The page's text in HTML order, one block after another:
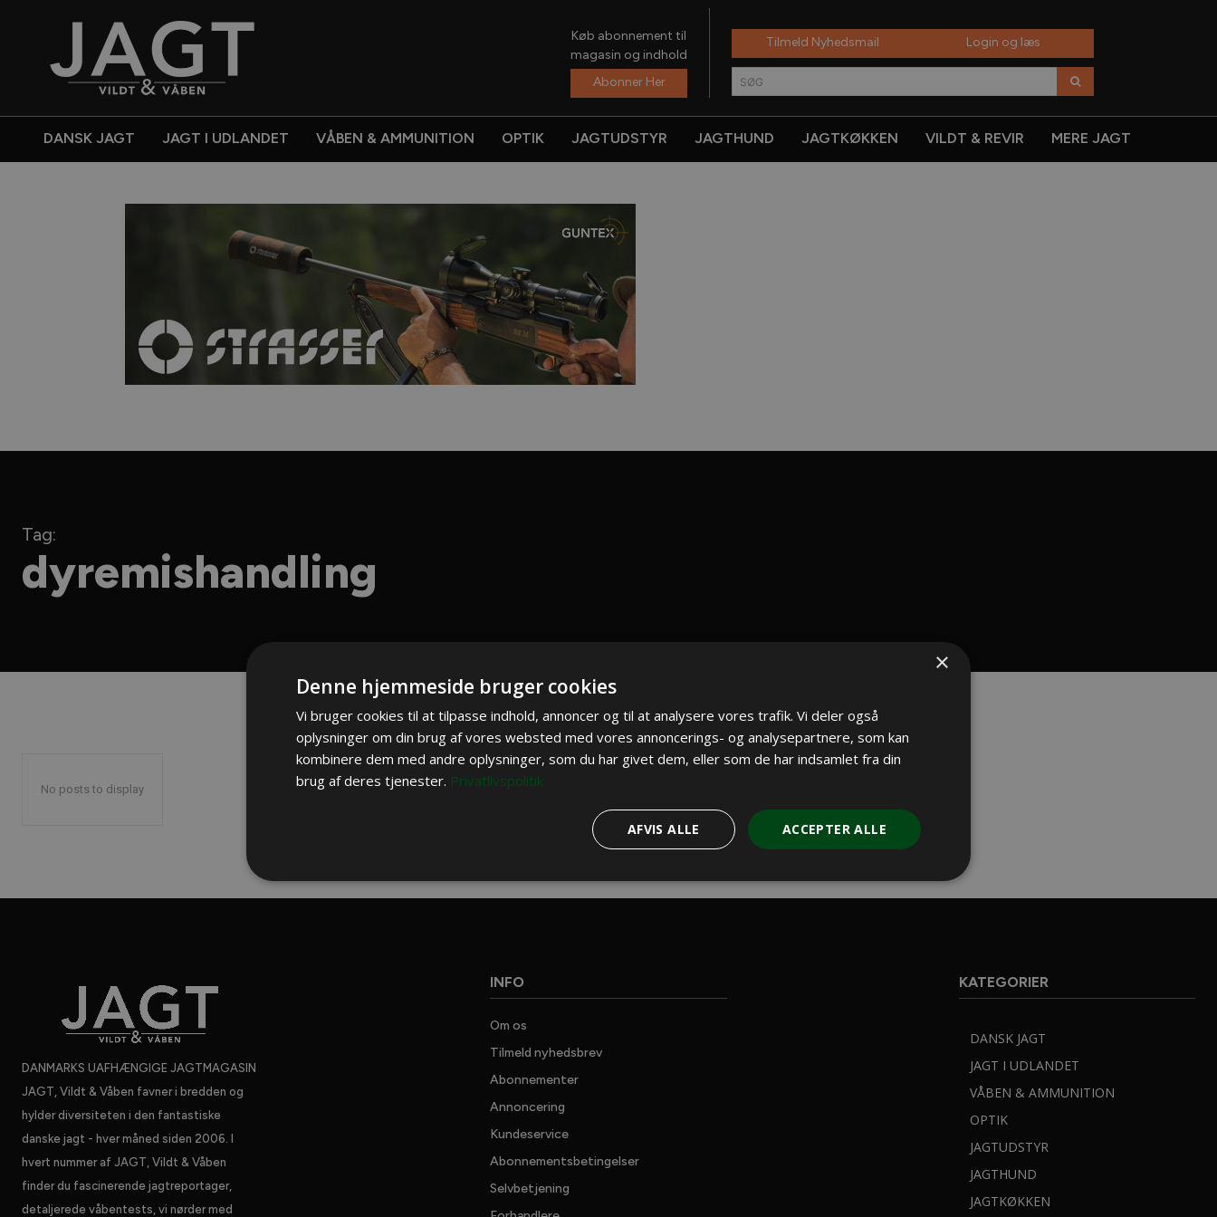
Køb abonnement til
magasin og indhold
Abonner Her
Tilmeld Nyhedsmail Login og læs
SØG
DANSK JAGT JAGT I UDLANDET VÅBEN & AMMUNITION OPTIK JAGTUDSTYR JAGTHUND JAGTKØKKEN VILDT & REVIR MERE JAGT
Tag:
dyremishandling
No posts to display
DANMARKS UAFHÆNGIGE JAGTMAGASIN
JAGT, Vildt & Våben favner i bredden og
hylder diversiteten i den fantastiske
danske jagt - hver måned siden 2006. I
hvert nummer af JAGT, Vildt & Våben
finder du fascinerende jagtreportager,
detaljerede våbentests, vi nørder med
INFO
Om os
Tilmeld nyhedsbrev
Abonnementer
Annoncering
Kundeservice
Abonnementsbetingelser
Selvbetjening
KATEGORIER
DANSK JAGT
JAGT I UDLANDET
VÅBEN & AMMUNITION
OPTIK
JAGTUDSTYR
JAGTHUND
JAGTKØKKEN
JAGTNYHEDER
×
Denne hjemmeside bruger cookies
Vi bruger cookies til at tilpasse indhold, annoncer og til at analysere vores trafik. Vi deler også
oplysninger om din brug af vores websted med vores annoncerings- og analysepartnere, som kan
kombinere dem med andre oplysninger, som du har givet dem, eller som de har indsamlet fra din
brug af deres tjenester. Privatlivspolitik
ACCEPTER ALLE
AFVIS ALLE